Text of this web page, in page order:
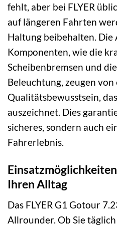
fehlt, aber bei FLYER
auf längeren Fahrten
Haltung beibehalten. Die
Komponenten, wie die
Scheibenbremsen und
Beleuchtung, zeugen
Qualitätsbewusstsein,
auszeichnet. Dies
sicheres, sondern auch
Fahrerlebnis.
Ihren Alltag
Das FLYER G1 Gotour
Allrounder. Ob Sie